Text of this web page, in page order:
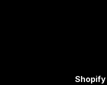
Shopify